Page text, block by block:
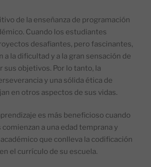
de la enseñanza de programación
Cuando los estudiantes
desafiantes, pero fascinantes,
a la dificultad y a la gran sensación de
sus objetivos. Por lo tanto, la
y una sólida ética de
en otros aspectos de sus vidas.
es más beneficioso cuando
a una edad temprana y
que conlleva la codificación
el currículo de su escuela.